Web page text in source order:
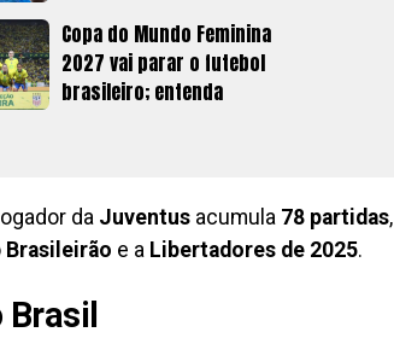
Copa do Mundo Feminina
2027 vai parar o futebol
brasileiro; entenda
da Juventus acumula 78 partidas,
Brasileirão e a Libertadores de 2025.
Brasil